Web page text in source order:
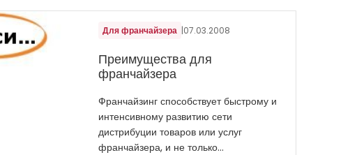
Для франчайзера |07.03.2008
Преимущества для
франчайзера
Франчайзинг способствует быстрому и
интенсивному развитию сети
дистрибуции товаров или услуг
франчайзера, и не только...